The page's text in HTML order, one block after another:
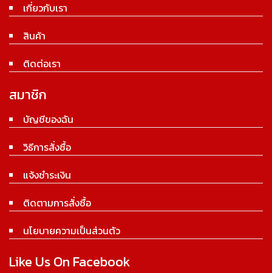
เกี่ยวกับเรา
สินค้า
ติดต่อเรา
สมาชิก
บัญชีของฉัน
วิธีการสั่งซื้อ
แจ้งชำระเงิน
ติดตามการสั่งซื้อ
นโยบายความเป็นส่วนตัว
Like Us On Facebook